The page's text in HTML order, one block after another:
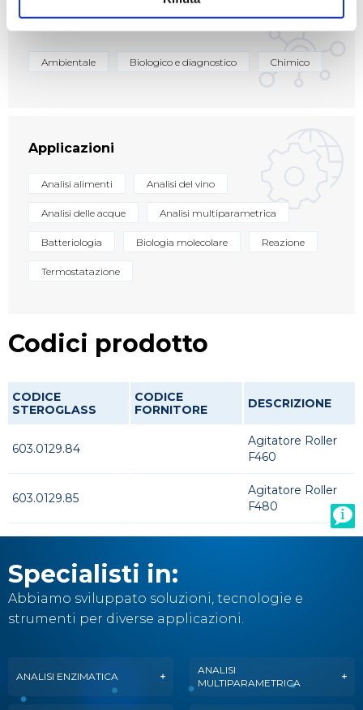
Ambientale Biologico e diagnostico Chimico
Applicazioni
Analisi alimenti Analisi del vino
Analisi delle acque Analisi multiparametrica
Batteriologia Biologia molecolare Reazione
Termostatazione
Codici prodotto
CODICE
STEROGLASS
CODICE
FORNITORE
DESCRIZIONE
603.0129.84
Agitatore Roller
F460
603.0129.85
Agitatore Roller
F480
Specialisti in:
Abbiamo sviluppato soluzioni, tecnologie e
strumenti per diverse applicazioni.
ANALISI ENZIMATICA
ANALISI
MULTIPARAMETRICA